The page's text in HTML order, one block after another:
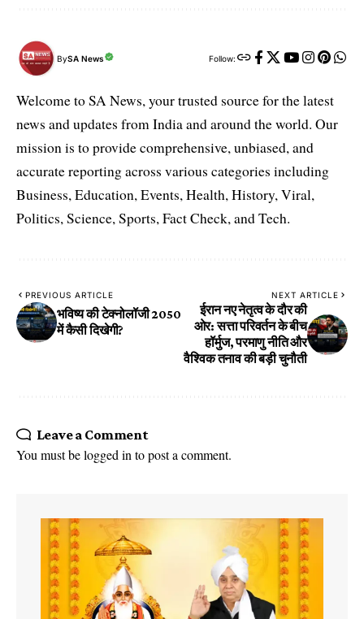
BySA News Follow:
Welcome to SA News, your trusted source for the latest
news and updates from India and around the world. Our
mission is to provide comprehensive, unbiased, and
accurate reporting across various categories including
Business, Education, Events, Health, History, Viral,
Politics, Science, Sports, Fact Check, and Tech.
PREVIOUS ARTICLE
भविष्य की टेक्नोलॉजी 2050
में कैसी दिखेगी?
NEXT ARTICLE
ईरान नए नेतृत्व के दौर की
ओर: सत्ता परिवर्तन के बीच
हॉर्मुज, परमाणु नीति और
वैश्विक तनाव की बड़ी चुनौती
Leave a Comment
You must belogged into post a comment.